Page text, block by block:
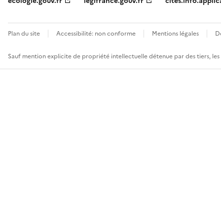
Plan du site Accessibilité: non conforme Mentions légales
Sauf mention explicite de propriété intellectuelle détenue par des tiers,